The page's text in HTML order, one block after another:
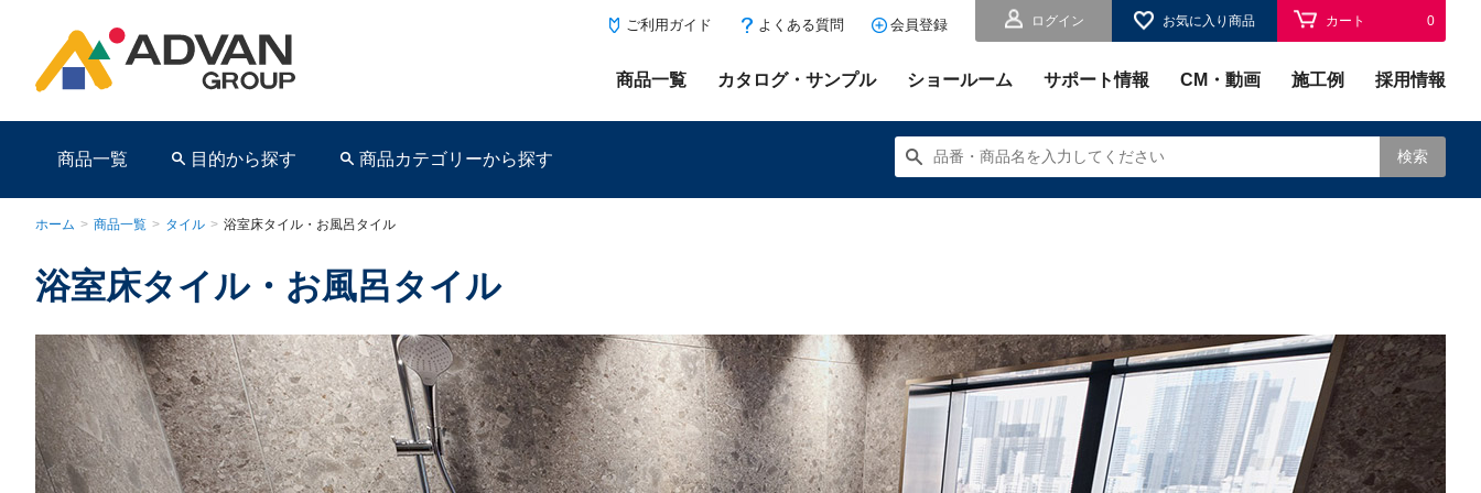
ログイン お気に入り商品 カート 0
ご利用ガイド よくある質問 会員登録
商品一覧 カタログ・サンプル ショールーム サポート情報 CM・動画 施工例 採用情報
商品一覧 目的から探す 商品カテゴリーから探す 検索
ホーム > 商品一覧 > タイル > 浴室床タイル・お風呂タイル
浴室床タイル・お風呂タイル